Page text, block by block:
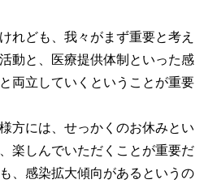
れども、我々がまず重要と考え
動と、医療提供体制といった感
両立していくということが重要
方には、せっかくのお休みとい
楽しんでいただくことが重要だ
、感染拡大傾向があるというの